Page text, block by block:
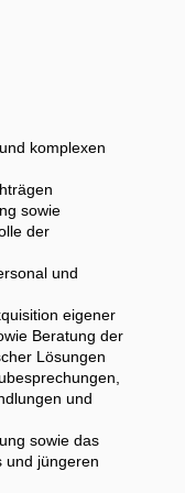
komplexen
sowie
der
und
eigener
Beratung der
Lösungen
und
sowie das
und jüngeren